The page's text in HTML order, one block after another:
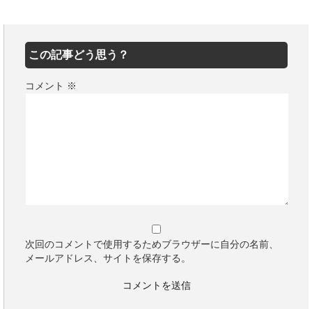
この記事どう思う？
コメント ※
次回のコメントで使用するためブラウザーに自分の名前、
メールアドレス、サイトを保存する。